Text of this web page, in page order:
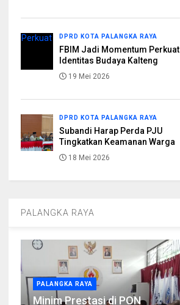
DPRD KOTA PALANGKA RAYA
FBIM Jadi Momentum Perkuat
Identitas Budaya Kalteng
19 Mei 2026
DPRD KOTA PALANGKA RAYA
Subandi Harap Perda PJU
Tingkatkan Keamanan Warga
18 Mei 2026
PALANGKA RAYA
PALANGKA RAYA
Minim Prestasi di PON